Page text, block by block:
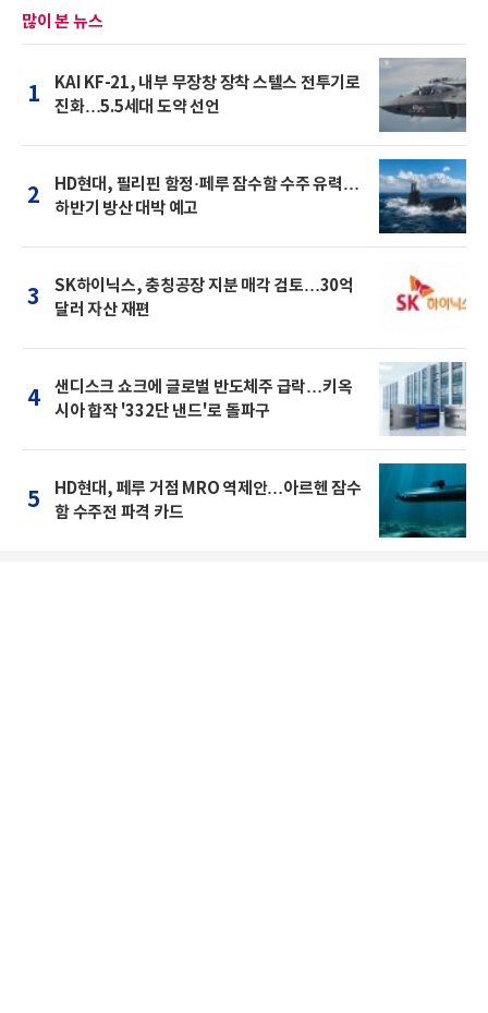
많이 본 뉴스
1
KAI KF-21, 내부 무장창 장착 스텔스 전투기로
진화…5.5세대 도약 선언
2
HD현대, 필리핀 함정·페루 잠수함 수주 유력…
하반기 방산 대박 예고
3
SK하이닉스, 충칭공장 지분 매각 검토…30억
달러 자산 재편
4
샌디스크 쇼크에 글로벌 반도체주 급락…키옥
시아 합작 '332단 낸드'로 돌파구
5
HD현대, 페루 거점 MRO 역제안…아르헨 잠수
함 수주전 파격 카드